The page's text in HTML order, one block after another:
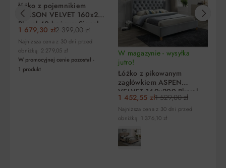
Liczba
rat
Miesięczna
rata
RRSO Do zapłaty
5 527,80 zł 0% 2 639,00 zł
0% 2 639,00 zł
0% 2 639,00 zł
Koszt kredytu
Pośrednik kredytowy i organizacje finansujące
łóżko z pojemnikiem
MAISON VELVET 160x200
Bluvel 40 beżowy Signal
1 679,30 zł2 399,00 zł
Najniższa cena z 30 dni przed
obniżką: 2 279,05 zł
W promocyjnej cenie pozostał -
1 produkt
W magazynie - wysyłka
jutro!
Łóżko z pikowanym
zagłówkiem ASPEN
VELVET 160x200 Bluvel
14 szary Signal
1 452,55 zł1 529,00 zł
Najniższa cena z 30 dni przed
obniżką: 1 376,10 zł